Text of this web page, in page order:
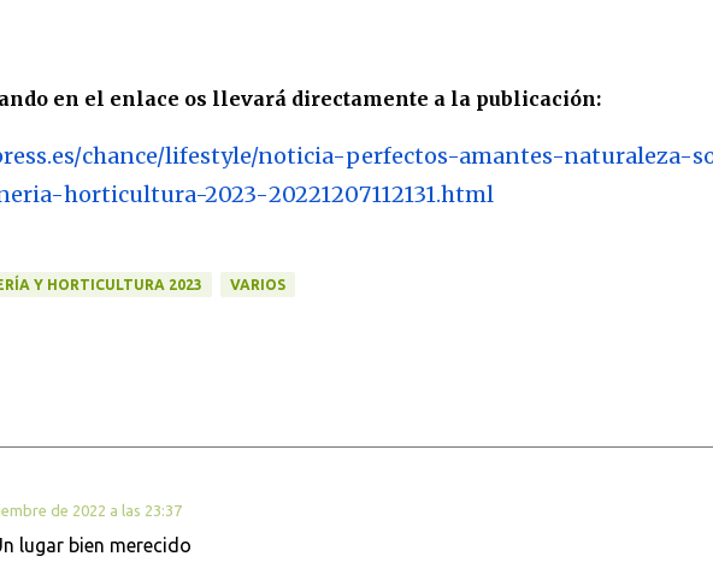
en el enlace os llevará directamente a la publicación:
chance/lifestyle/noticia-perfectos-amantes-naturaleza-
horticultura-2023-20221207112131.html
Y HORTICULTURA 2023 VARIOS
de 2022 a las 23:37
lugar bien merecido